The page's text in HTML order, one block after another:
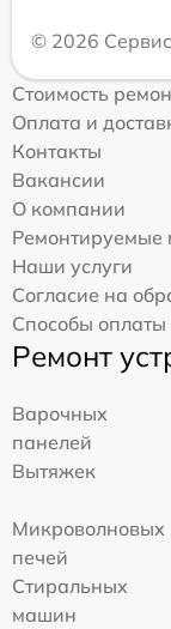
© 2026
Стоимость
Оплата и
Контакты
Вакансии
О компании
Ремонтируемые
Наши услуги
Согласие на
Способы оплаты
Ремонт
Варочных
панелей
Вытяжек
Микроволновых
печей
Стиральных
машин